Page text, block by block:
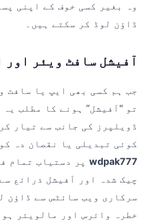
وہ بغیر کسی خوف کے اپنی
ڈاؤن لوڈ کر سکتے ہیں۔
آفیشل سافٹ ویئر اور
جب ہم کسی بھی ایپ یا سافٹ
تو "آفیشل” ہونے کا مطلب
ڈویلپرز کی جانب سے تیار
کوئی تبدیلی یا نقصان دہ
wdpak777 پر دستیاب تمام
چیک شدہ اور آفیشل ذرائع
سرکاری ویب سائٹس سے ڈاؤن
خطرہ وائرس اور مالویئر